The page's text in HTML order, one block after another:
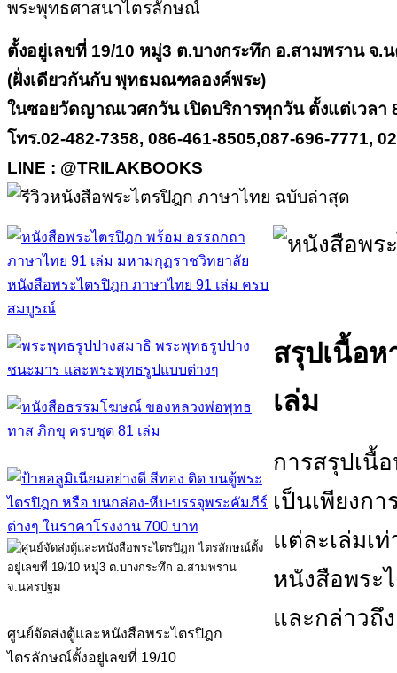
พระพุทธศาสนาไตรลักษณ์
ตั้งอยู่เลขที่ 19/10 หมู่3 ต.บางกระทึก อ.สามพราน จ.
(ฝั่งเดียวกันกับ พุทธมณฑลองค์พระ)
ในซอยวัดญาณเวศกวัน เปิดบริการทุกวัน ตั้งแต่เวลา
โทร.02-482-7358, 086-461-8505,087-696-7771,
LINE : @TRILAKBOOKS
หนังสือพระไตรปิฎก ภาษาไทย 91 เล่ม ครบ
สมบูรณ์
ศูนย์จัดส่งตู้และหนังสือพระไตรปิฎก
ไตรลักษณ์ตั้งอยู่เลขที่ 19/10
สรุปเนื้อ
เล่ม
การสรุปเนื้
เป็นเพียงก
แต่ละเล่มเ
หนังสือพระ
และกล่าวถึ